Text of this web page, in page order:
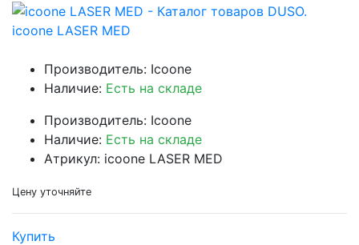
icoone LASER MED
Производитель: Icoone
Наличие: Есть на складе
Производитель: Icoone
Наличие: Есть на складе
Атрикул: icoone LASER MED
Цену уточняйте
Купить